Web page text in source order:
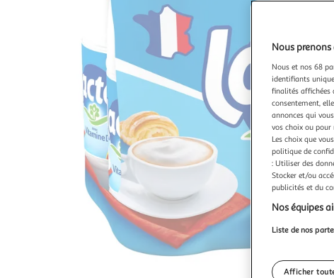
Nous
Nous et nos 68
identifiants
finalités affichées
consentement,
annonces qui
vos choix ou pour
Les choix que
politique de
: Utiliser des
Stocker et/ou
publicités et du
Nos équipes
Liste de nos
Afficher